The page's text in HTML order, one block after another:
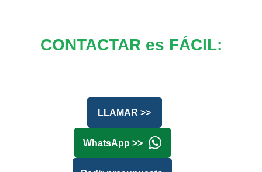
CONTACTAR es FÁCIL:
LLAMAR >>
WhatsApp >>